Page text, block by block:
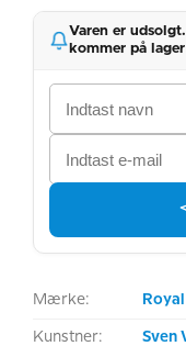
Varen er
kommer på
Mærke:
Kunstner: Sven